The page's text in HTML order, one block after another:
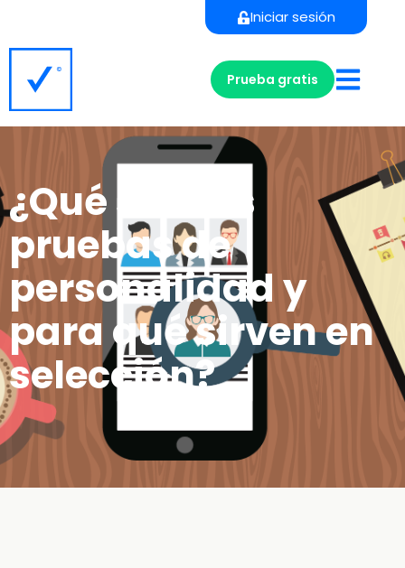
Iniciar sesión
Prueba gratis
¿Qué son las
pruebas de
personalidad y
para qué sirven en
selección?